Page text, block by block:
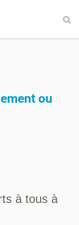
ou
à tous à